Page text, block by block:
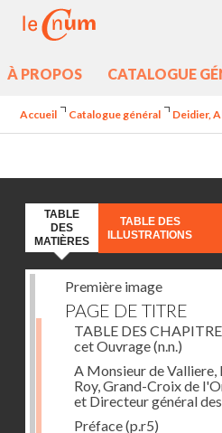
À PROPOS CATALOGUE
Accueil Catalogue général Deidier,
TABLE
DES
MATIÈRES
TABLE DES
ILLUSTRATIONS
Première image
PAGE DE TITRE
TABLE DES
cet Ouvrage(n.n.)
A Monsieur de Valliere,
Roy, Grand-Croix de
et Directeur général
Préface(p.r5)